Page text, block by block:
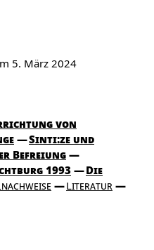
5. März 2024
von
Sinti:ze und
Befreiung
1993
Die
Literatur